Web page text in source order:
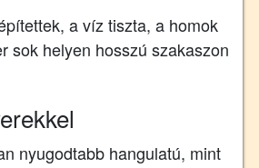
a víz tiszta, a homok
sok helyen hosszú szakaszon
nyugodtabb hangulatú, mint